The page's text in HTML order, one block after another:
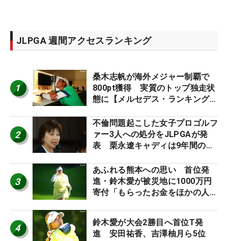
JLPGA 週間アクセスランキング
1
桑木志帆が海外メジャー制覇で
800pt獲得 実質のトップ独走状
態に【メルセデス・ランキング番
2
不倫問題起こした女子プロゴルフ
ァー3人への処分をJLPGAが発
表 栗永遼キャディは9年間の立
3
あふれる熊本への思い 首位発
進・鈴木愛が被災地に1000万円
寄付「もらったお金をほかの人
4
鈴木愛が大会2勝目へ首位T発
進 安田祐香、吉澤柚月ら5位